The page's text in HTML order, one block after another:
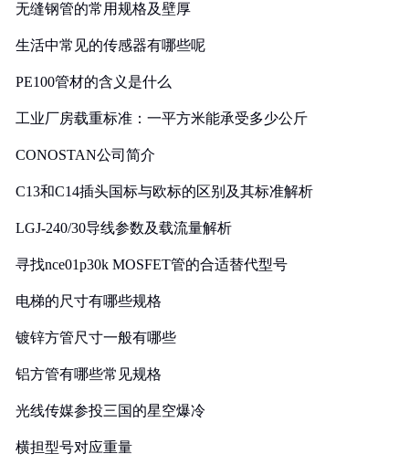
无缝钢管的常用规格及壁厚
生活中常见的传感器有哪些呢
PE100管材的含义是什么
工业厂房载重标准：一平方米能承受多少公斤
CONOSTAN公司简介
C13和C14插头国标与欧标的区别及其标准解析
LGJ-240/30导线参数及载流量解析
寻找nce01p30k MOSFET管的合适替代型号
电梯的尺寸有哪些规格
镀锌方管尺寸一般有哪些
铝方管有哪些常见规格
光线传媒参投三国的星空爆冷
横担型号对应重量